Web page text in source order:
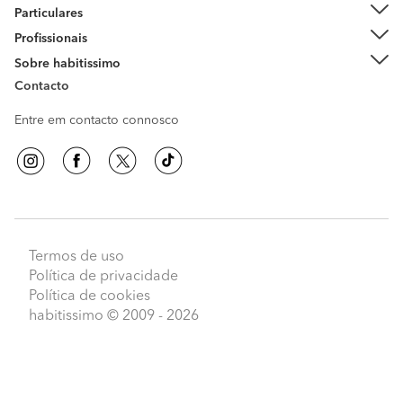
Particulares
Profissionais
Sobre habitissimo
Contacto
Entre em contacto connosco
Termos de uso
Política de privacidade
Política de cookies
habitissimo © 2009 - 2026